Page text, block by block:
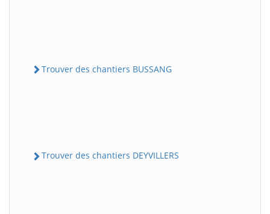
Trouver des chantiers BUSSANG
Trouver des chantiers DEYVILLERS